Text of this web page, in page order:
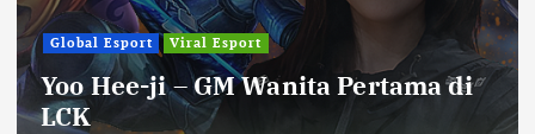
Global Esport Viral Esport
Yoo Hee-ji – GM Wanita Pertama di
LCK